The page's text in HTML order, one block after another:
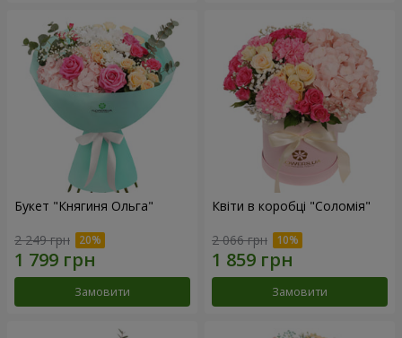
Букет "Княгиня Ольга"
2 249 грн
Замовити
Квіти в коробці "Соломія"
2 066 грн
Замовити